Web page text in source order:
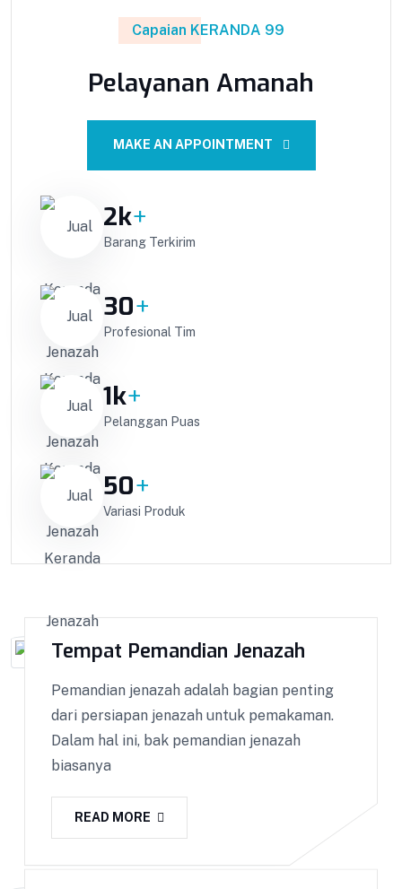
Capaian KERANDA 99
Pelayanan Amanah
MAKE AN APPOINTMENT
2k+
Barang Terkirim
30+
Profesional Tim
1k+
Pelanggan Puas
50+
Variasi Produk
Tempat Pemandian Jenazah
Pemandian jenazah adalah bagian penting
dari persiapan jenazah untuk pemakaman.
Dalam hal ini, bak pemandian jenazah
biasanya
READ MORE